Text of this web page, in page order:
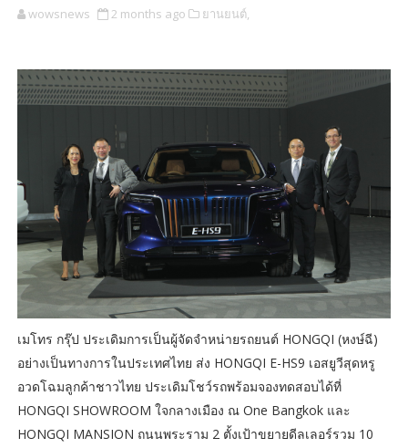
wowsnews 2 months ago ยานยนต์,
เมโทร กรุ๊ป ประเดิมการเป็นผู้จัดจำหน่ายรถยนต์ HONGQI (หงษ์ฉี)
อย่างเป็นทางการในประเทศไทย ส่ง HONGQI E-HS9 เอสยูวีสุดหรู
อวดโฉมลูกค้าชาวไทย ประเดิมโชว์รถพร้อมจองทดสอบได้ที่
HONGQI SHOWROOM ใจกลางเมือง ณ One Bangkok และ
HONGQI MANSION ถนนพระราม 2 ตั้งเป้าขยายดีลเลอร์รวม 10